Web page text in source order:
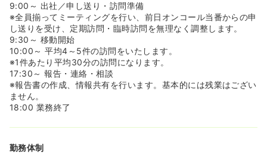
9:00～ 出社／申し送り・訪問準備
※全員揃ってミーティングを行い、前日オンコール当番からの申
し送りを受け、定期訪問・臨時訪問を無理なく調整します。
9:30～ 移動開始
10:00～ 平均4～5件の訪問をいたします。
※1件あたり平均30分の訪問になります。
17:30～ 報告・連絡・相談
※報告書の作成、情報共有を行います。基本的には残業はござい
ません。
18:00 業務終了
勤務体制